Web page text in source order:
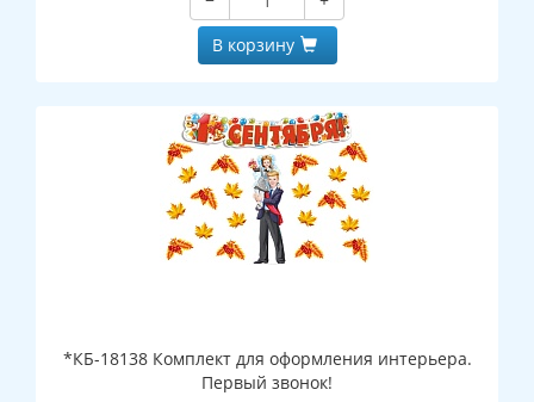
В корзину
*КБ-18138 Комплект для оформления интерьера.
Первый звонок!